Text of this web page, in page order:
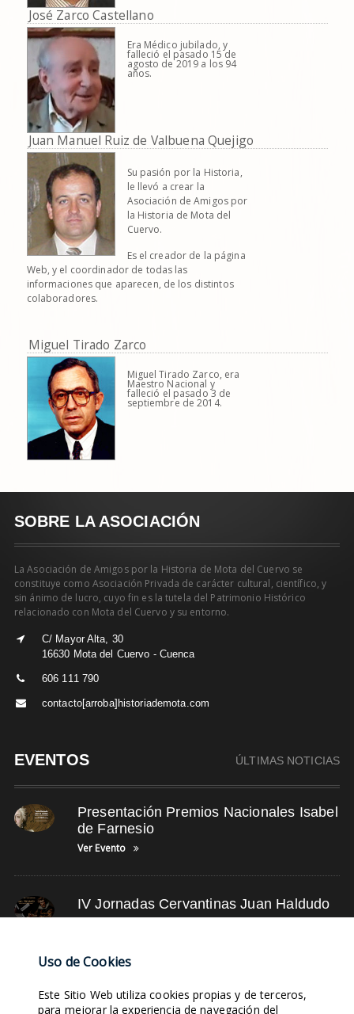
José Zarco Castellano
Era Médico jubilado, y
falleció el pasado 15 de
agosto de 2019 a los 94
años.
Juan Manuel Ruiz de Valbuena Quejigo
Su pasión por la Historia,
le llevó a crear la
Asociación de Amigos por
la Historia de Mota del
Cuervo.
Es el creador de la página
Web, y el coordinador de todas las
informaciones que aparecen, de los distintos
colaboradores.
Miguel Tirado Zarco
Miguel Tirado Zarco, era
Maestro Nacional y
falleció el pasado 3 de
septiembre de 2014.
SOBRE LA ASOCIACIÓN
La Asociación de Amigos por la Historia de Mota del Cuervo se
constituye como Asociación Privada de carácter cultural, científico, y
sin ánimo de lucro, cuyo fin es la tutela del Patrimonio Histórico
relacionado con Mota del Cuervo y su entorno.
C/ Mayor Alta, 30
16630 Mota del Cuervo - Cuenca
606 111 790
contacto[arroba]historiademota.com
EVENTOS ÚLTIMAS NOTICIAS
Presentación Premios Nacionales Isabel
de Farnesio
Ver Evento
IV Jornadas Cervantinas Juan Haldudo
Uso de Cookies
Este Sitio Web utiliza cookies propias y de terceros,
para mejorar la experiencia de navegación del